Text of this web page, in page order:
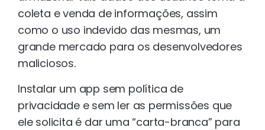
coleta e venda de informações, assim
como o uso indevido das mesmas, um
grande mercado para os desenvolvedores
maliciosos.
Instalar um app sem política de
privacidade e sem ler as permissões que
ele solicita é dar uma “carta-branca” para